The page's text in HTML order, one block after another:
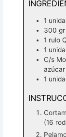
1
300 gr
1 rulo
1
C/s
azúcar
1
(16